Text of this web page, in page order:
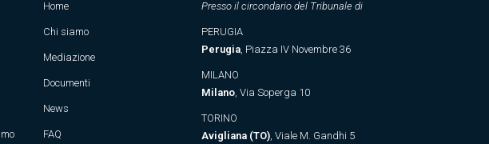
Home
Chi siamo
Mediazione
Documenti
News
FAQ
Presso il circondario del Tribunale di
PERUGIA
Perugia, Piazza IV Novembre 36
MILANO
Milano, Via Soperga 10
TORINO
Avigliana (TO), Viale M. Gandhi 5